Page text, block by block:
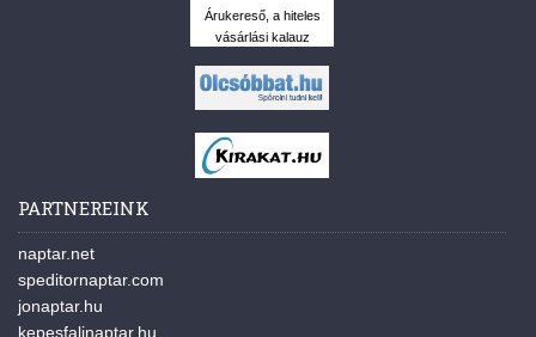
Árukereső, a hiteles
vásárlási kalauz
PARTNEREINK
naptar.net
speditornaptar.com
jonaptar.hu
kepesfalinaptar.hu